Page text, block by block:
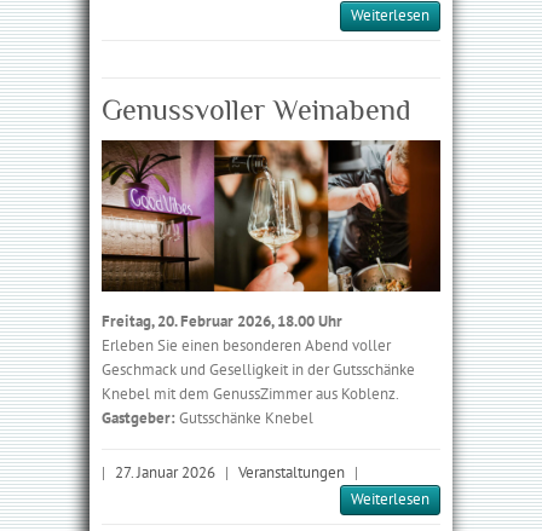
Weiterlesen
Genussvoller Weinabend
Freitag, 20. Februar 2026, 18.00 Uhr
Erleben Sie einen besonderen Abend voller
Geschmack und Geselligkeit in der Gutsschänke
Knebel mit dem GenussZimmer aus Koblenz.
Gastgeber: Gutsschänke Knebel
| 27. Januar 2026 | Veranstaltungen |
Weiterlesen